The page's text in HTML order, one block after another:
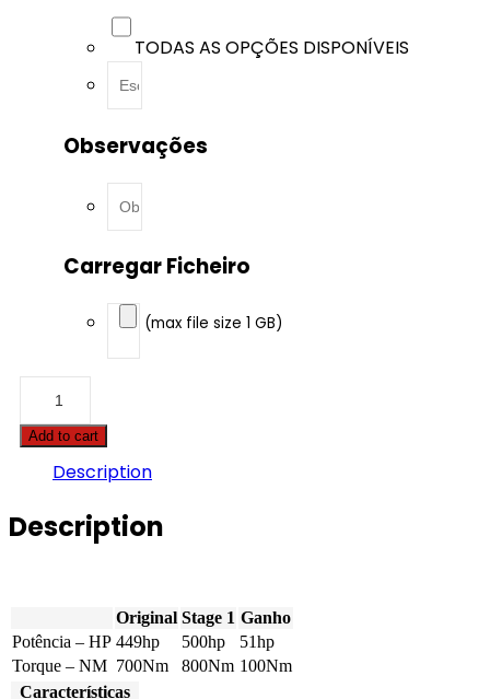
TODAS AS OPÇÕES DISPONÍVEIS
Observações
Carregar Ficheiro
(max file size 1 GB)
A8
-
TFSI-
449hp
quantity
Add to cart
Description
Description
Original Stage 1 Ganho
Potência – HP 449hp 500hp
51hp
Torque – NM 700Nm 800Nm 100Nm
Características